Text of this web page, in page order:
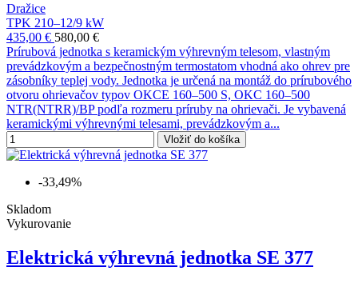
Dražice
TPK 210–12/9 kW
435,00 € 580,00 €
Prírubová jednotka s keramickým výhrevným telesom, vlastným
prevádzkovým a bezpečnostným termostatom vhodná ako ohrev pre
zásobníky teplej vody. Jednotka je určená na montáž do prírubového
otvoru ohrievačov typov OKCE 160–500 S, OKC 160–500
NTR(NTRR)/BP podľa rozmeru príruby na ohrievači. Je vybavená
keramickými výhrevnými telesami, prevádzkovým a...
Vložiť do košíka
-33,49%
Skladom
Vykurovanie
Elektrická výhrevná jednotka SE 377